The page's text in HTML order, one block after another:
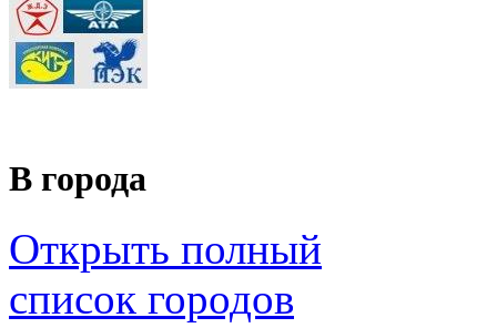
В города
Открыть полный
список городов